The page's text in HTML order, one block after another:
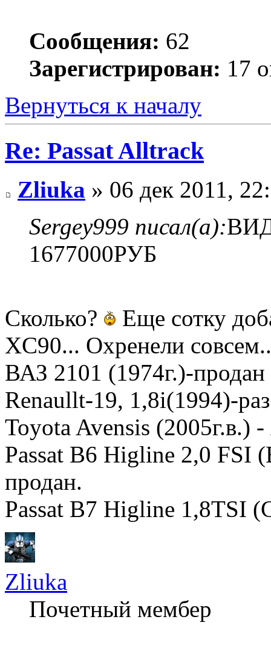
Сообщения: 62
Зарегистрирован: 17
Вернуться к началу
Re: Passat Alltrack
Zliuka » 06 дек 2011,
Sergey999 писал(а):
1677000РУБ
Сколько?
Еще сотку
XC90... Охренели
ВАЗ 2101 (1974г.)-продан
Renaullt-19, 1,8i(1994)-
Toyota Avensis (2005г.в.)
Passat B6 Higline 2,0 FSI
продан.
Passat B7 Higline
Zliuka
Почетный мембер